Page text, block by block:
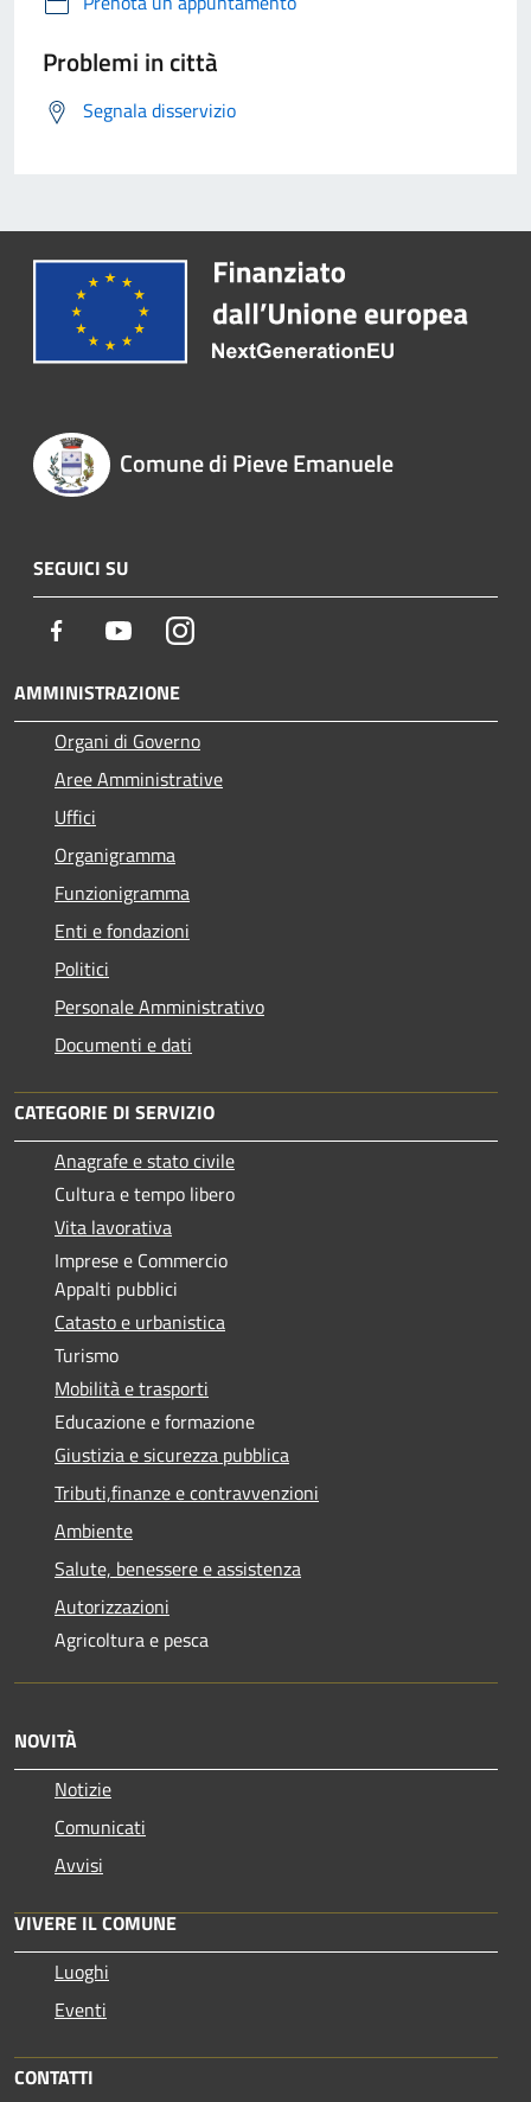
Problemi in città
Segnala disservizio
Comune di Pieve Emanuele
SEGUICI SU
Facebook YoutubeInstagram
AMMINISTRAZIONE
Organi di Governo
Aree Amministrative
Uffici
Organigramma
Funzionigramma
Enti e fondazioni
Politici
Personale Amministrativo
Documenti e dati
CATEGORIE DI SERVIZIO
Anagrafe e stato civile
Cultura e tempo libero
Vita lavorativa
Imprese e Commercio
Appalti pubblici
Catasto e urbanistica
Turismo
Mobilità e trasporti
Educazione e formazione
Giustizia e sicurezza pubblica
Tributi,finanze e contravvenzioni
Ambiente
Salute, benessere e assistenza
Autorizzazioni
Agricoltura e pesca
NOVITÀ
Notizie
Comunicati
Avvisi
VIVERE IL COMUNE
Luoghi
Eventi
CONTATTI